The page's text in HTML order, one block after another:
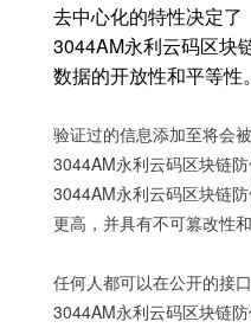
去中心化的特性决定了
3044AM永利云码区块
数据的开放性和平等性。
验证过的信息添加至
3044AM永利云码区块链
将会
3044AM永利云码区块链
更高，并具有不可篡改性
任何人都可以在公开的接
3044AM永利云码区块链